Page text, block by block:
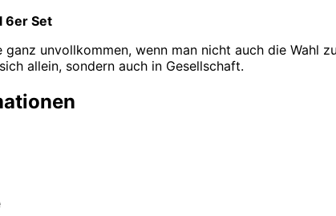
6er Set
ganz unvollkommen, wenn man nicht auch die Wahl
allein, sondern auch in Gesellschaft.